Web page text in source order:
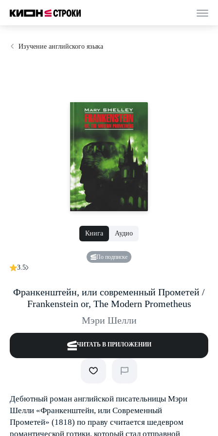
Изучение английского языка
Книга Аудио
По подписке
3.5
Франкенштейн, или современный Прометей /
Frankenstein or, The Modern Prometheus
Мэри Шелли
ЧИТАТЬ В ПРИЛОЖЕНИИ
Дебютный роман английской писательницы Мэри
Шелли «Франкенштейн, или Современный
Прометей» (1818) по праву считается шедевром
романтической готики, который стал отправной